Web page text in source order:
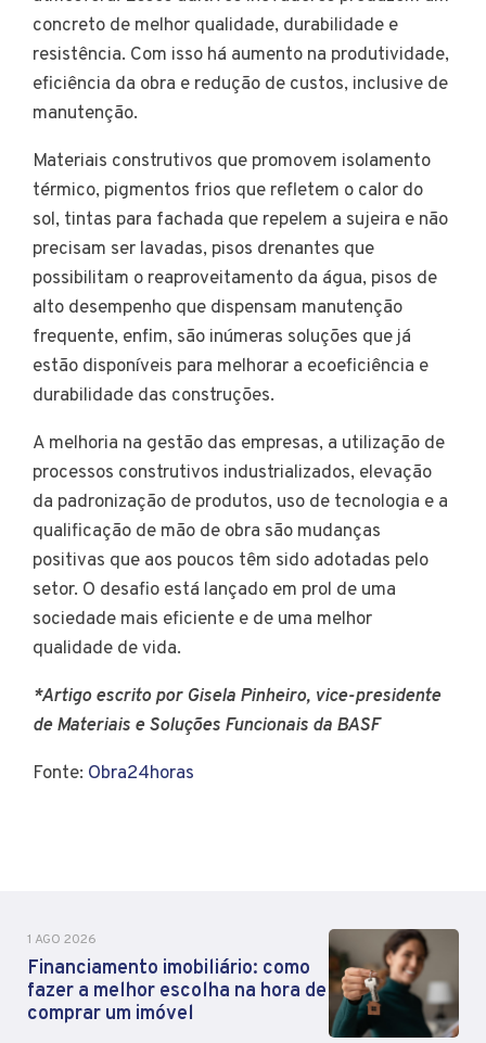
concreto de melhor qualidade, durabilidade e
resistência. Com isso há aumento na produtividade,
eficiência da obra e redução de custos, inclusive de
manutenção.
Materiais construtivos que promovem isolamento
térmico, pigmentos frios que refletem o calor do
sol, tintas para fachada que repelem a sujeira e não
precisam ser lavadas, pisos drenantes que
possibilitam o reaproveitamento da água, pisos de
alto desempenho que dispensam manutenção
frequente, enfim, são inúmeras soluções que já
estão disponíveis para melhorar a ecoeficiência e
durabilidade das construções.
A melhoria na gestão das empresas, a utilização de
processos construtivos industrializados, elevação
da padronização de produtos, uso de tecnologia e a
qualificação de mão de obra são mudanças
positivas que aos poucos têm sido adotadas pelo
setor. O desafio está lançado em prol de uma
sociedade mais eficiente e de uma melhor
qualidade de vida.
*Artigo escrito por Gisela Pinheiro, vice-presidente
de Materiais e Soluções Funcionais da BASF
Fonte: Obra24horas
1 AGO 2026
Financiamento imobiliário: como
fazer a melhor escolha na hora de
comprar um imóvel